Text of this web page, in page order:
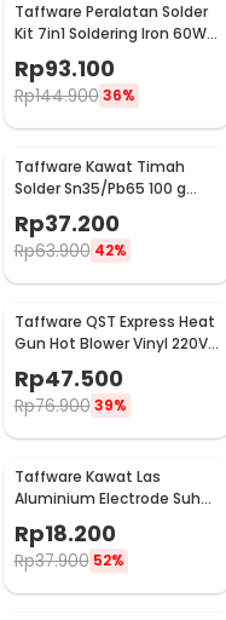
Taffware Peralatan Solder
Kit 7in1 Soldering Iron 60W
220V - CS-31 E
Rp93.100
Rp144.900 36%
Taffware Kawat Timah
Solder Sn35/Pb65 100 g
0.8mm - B-2
Rp37.200
Rp63.900 42%
Taffware QST Express Heat
Gun Hot Blower Vinyl 220V
300W - QST-220
Rp47.500
Rp76.900 39%
Taffware Kawat Las
Aluminium Electrode Suhu
Rendah 50cm 20 PCS
2.0mm - M127271
Rp18.200
Rp37.900 52%